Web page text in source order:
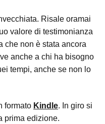
Risale oramai
valore di testimonianza
che non è stata ancora
anche a chi ha bisogno
tempi, anche se non lo
formato Kindle. In giro si
prima edizione.